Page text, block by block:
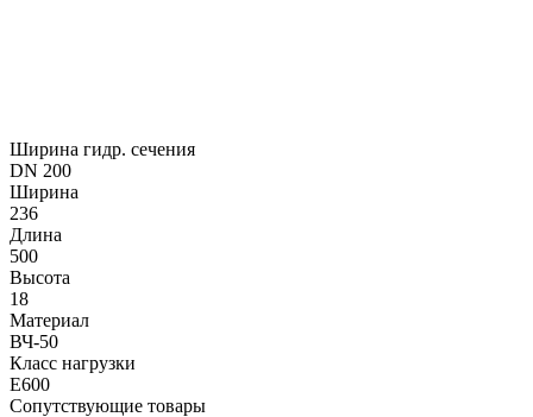
Ширина гидр. сечения
DN 200
Ширина
236
Длина
500
Высота
18
Материал
ВЧ-50
Класс нагрузки
E600
Сопутствующие товары